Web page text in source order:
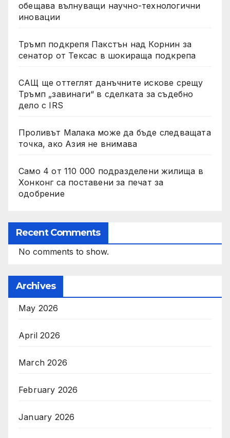
обещава вълнуващи научно-технологични
иновации
Тръмп подкрепя Пакстън над Корнин за
сенатор от Тексас в шокираща подкрепа
САЩ ще оттеглят данъчните искове срещу
Тръмп „завинаги“ в сделката за съдебно
дело с IRS
Проливът Малака може да бъде следващата
точка, ако Азия не внимава
Само 4 от 110 000 подразделени жилища в
Хонконг са поставени за печат за
одобрение
Recent Comments
No comments to show.
Archives
May 2026
April 2026
March 2026
February 2026
January 2026